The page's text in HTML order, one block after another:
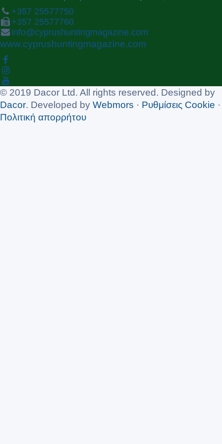
+357 25577750
+357 25577760
info@cyprushuntingmagazine.com
www.cyprushuntingmagazine.com
© 2019 Dacor Ltd. All rights reserved. Designed by
Dacor. Developed by Webmors · Ρυθμίσεις Cookie ·
Πολιτική απορρήτου